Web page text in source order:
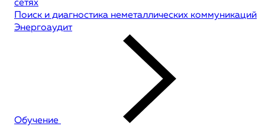
сетях
Поиск и диагностика неметаллических коммуникаций
Энергоаудит
Обучение